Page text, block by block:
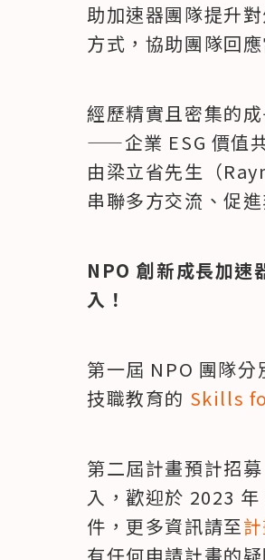
助加速器團隊提升
方式，協助團隊回
經歷精實且密集的
——企業 ESG 價值
由梁立省先生（
串聯多方交流、促
NPO 創新成長加速
入！
第一屆 NPO 團隊
技職教育的 Skills
第二屆計畫預計招
入，歡迎於 2023
件，更多資訊請至